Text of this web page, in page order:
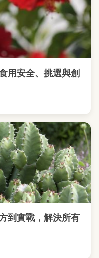
用安全、挑選與創
到實戰，解決所有